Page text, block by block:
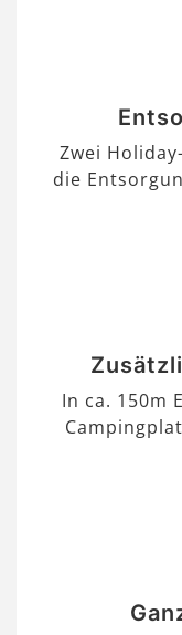
Zwei
die
In ca. 150m